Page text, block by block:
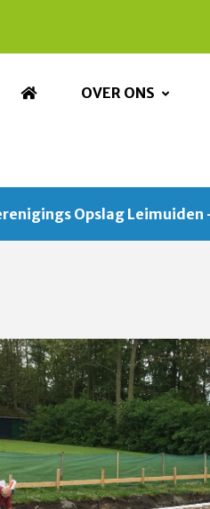
OVER ONS
Opslag Leimuiden